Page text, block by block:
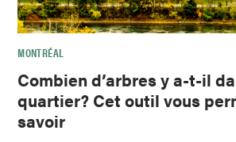
MONTRÉAL
Combien d’arbres y a-t-il
quartier? Cet outil vous
savoir